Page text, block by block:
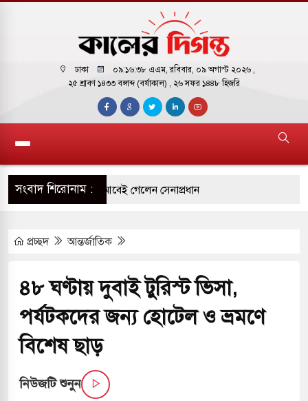
ঢাকা ০৯:১৬:৩৯ এএম, রবিবার, ০৯ অগাস্ট ২০২৬ ,
২৫ শ্রাবণ ১৪৩৩ বঙ্গাব্দ (বর্ষাকাল) , ২৬ সফর ১৪৪৮ হিজরি
সংবাদ শিরোনাম :
দক্ষিণ সুদান ও আবেই গেলেন সেনাপ্রধান
হাইকমিশনারের বাসভবনে আগুন, আইসিইউতে
হয়ে আসছে ‘স্পেশাল রেসপন্স ব্যাটালিয়ন
মুখোমুখি সংঘর্ষে ৯ জন নিহত
প্রচ্ছদ আন্তর্জাতিক
৪৮ ঘণ্টায় দুবাই টুরিস্ট ভিসা,
পর্যটকদের জন্য হোটেল ও ভ্রমণে
বিশেষ ছাড়
নিউজটি শুনুন